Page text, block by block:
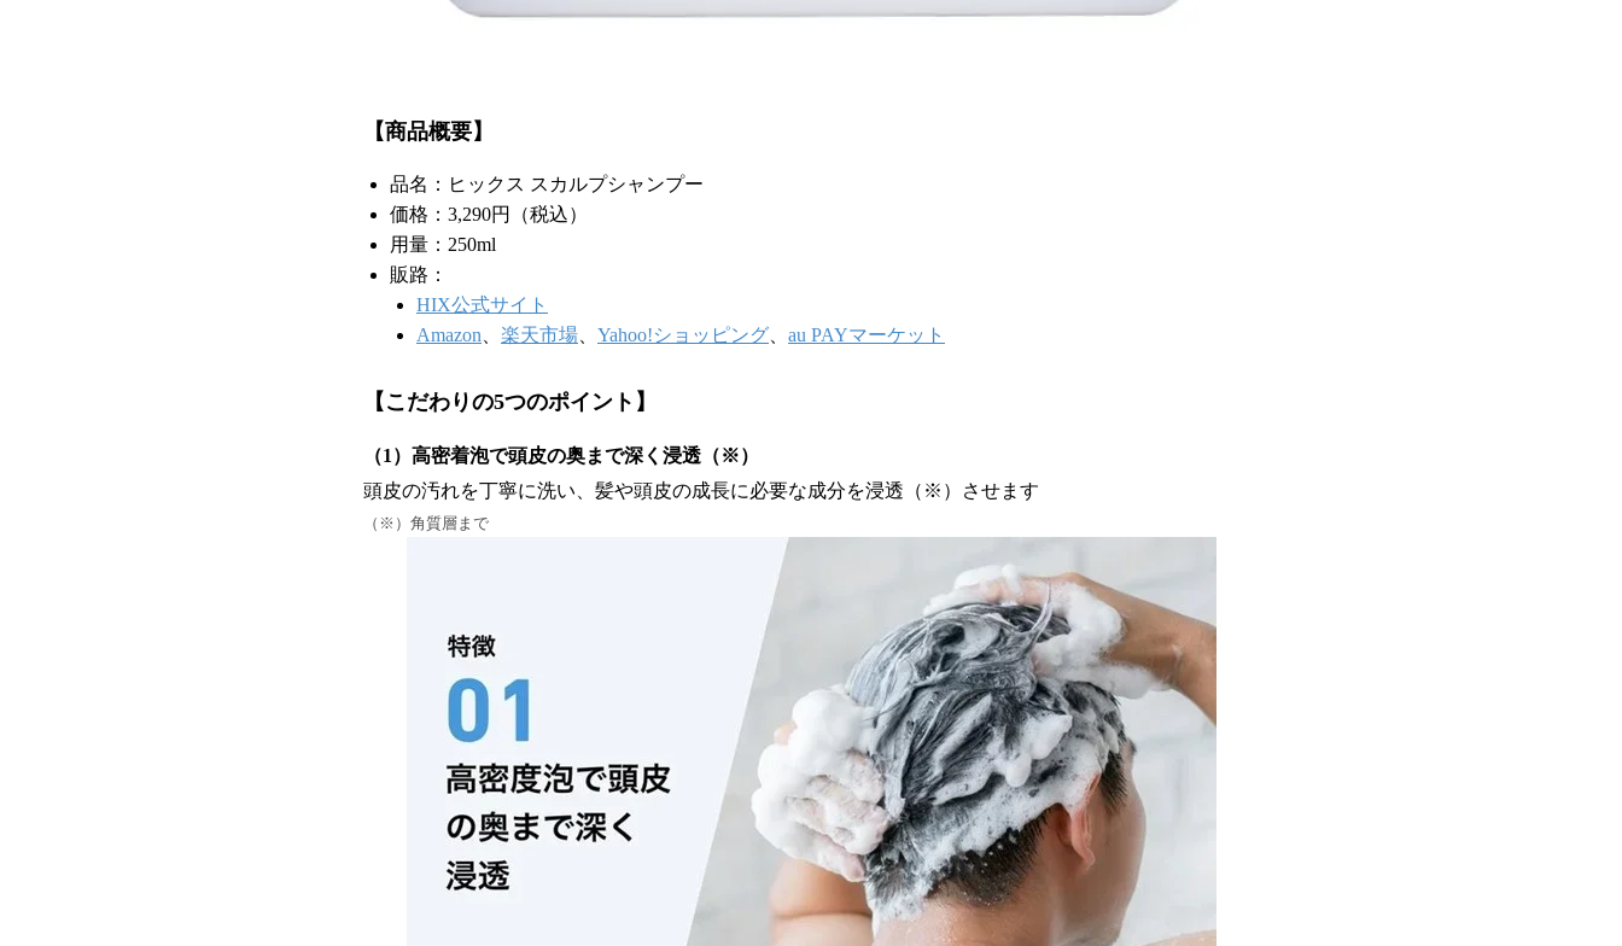
【商品概要】
品名：ヒックス スカルプシャンプー
価格：3,290円（税込）
用量：250ml
販路：
HIX公式サイト
Amazon
楽天市場 Yahoo!ショッピング au PAYマーケット
【こだわりの5つのポイント】
（1）高密着泡で頭皮の奥まで深く浸透（※）
頭皮の汚れを丁寧に洗い、髪や頭皮の成長に必要な成分を浸透（※）させます
（※）角質層まで